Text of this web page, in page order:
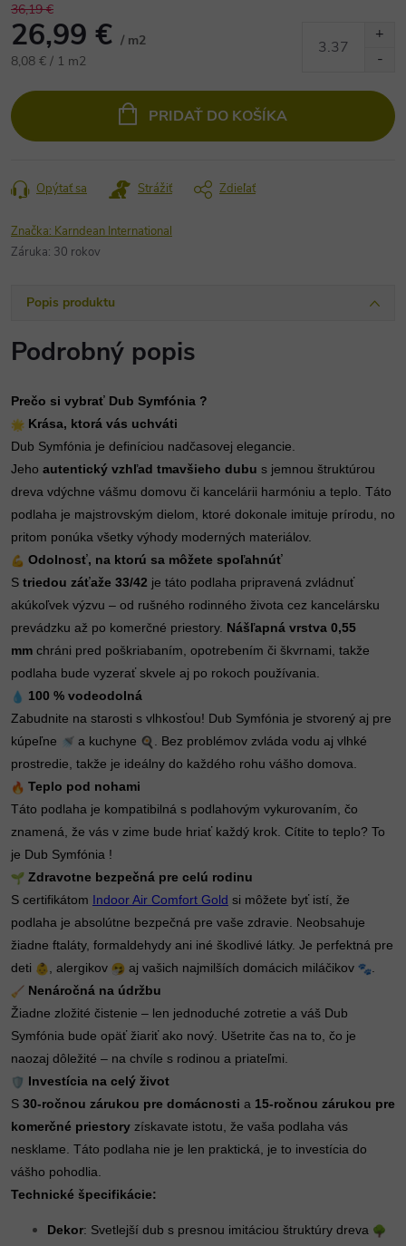
36,19 €
26,99 € / m2
Jednotková
8,08 € / 1 m2
PRIDAŤ DO KOŠÍKA
Opýtať sa Strážiť Zdieľať
Značka: Karndean International
Záruka: 30 rokov
Popis produktu
Podrobný popis
Prečo si vybrať Dub Symfónia ?
Krása, ktorá vás uchváti
Dub Symfónia je definíciou nadčasovej elegancie.
Jeho autentický vzhľad tmavšieho dubu s jemnou štruktúrou
dreva vdýchne vášmu domovu či kancelárii harmóniu a teplo. Táto
podlaha je majstrovským dielom, ktoré dokonale imituje prírodu, no
pritom ponúka všetky výhody moderných materiálov.
Odolnosť, na ktorú sa môžete spoľahnúť
S triedou záťaže 33/42 je táto podlaha pripravená zvládnuť
akúkoľvek výzvu – od rušného rodinného života cez kancelársku
prevádzku až po komerčné priestory. Nášľapná vrstva 0,55
mm chráni pred poškriabaním, opotrebením či škvrnami, takže
podlaha bude vyzerať skvele aj po rokoch používania.
100 % vodeodolná
Zabudnite na starosti s vlhkosťou! Dub Symfónia je stvorený aj pre
kúpeľne
a kuchyne
. Bez problémov zvláda vodu aj vlhké
prostredie, takže je ideálny do každého rohu vášho domova.
Teplo pod nohami
Táto podlaha je kompatibilná s podlahovým vykurovaním, čo
znamená, že vás v zime bude hriať každý krok. Cítite to teplo? To
je Dub Symfónia !
Zdravotne bezpečná pre celú rodinu
S certifikátom Indoor Air Comfort Gold si môžete byť istí, že
podlaha je absolútne bezpečná pre vaše zdravie. Neobsahuje
žiadne ftaláty, formaldehydy ani iné škodlivé látky. Je perfektná pre
deti
, alergikov aj vašich najmilších domácich miláčikov
Nenáročná na údržbu
Žiadne zložité čistenie – len jednoduché zotretie a váš Dub
Symfónia bude opäť žiariť ako nový. Ušetrite čas na to, čo je
naozaj dôležité – na chvíle s rodinou a priateľmi.
Investícia na celý život
S 30-ročnou zárukou pre domácnosti a 15-ročnou zárukou pre
komerčné priestory získavate istotu, že vaša podlaha vás
nesklame. Táto podlaha nie je len praktická, je to investícia do
vášho pohodlia.
Technické špecifikácie:
Dekor: Svetlejší dub s presnou imitáciou štruktúry dreva